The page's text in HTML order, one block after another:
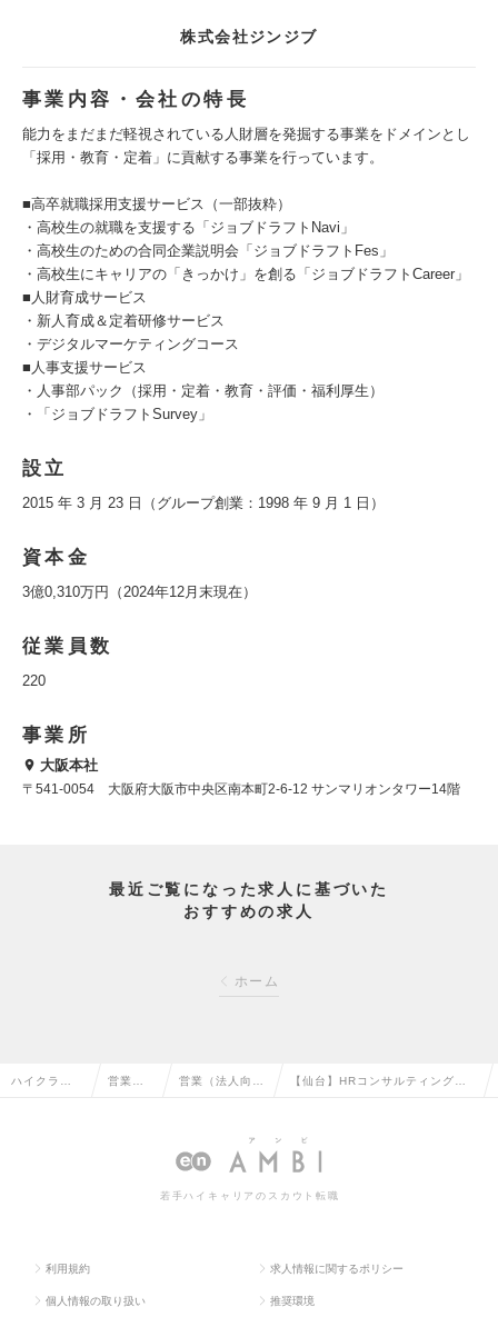
株式会社ジンジブ
事業内容・会社の特長
能力をまだまだ軽視されている人財層を発掘する事業をドメインとし
「採用・教育・定着」に貢献する事業を行っています。
■高卒就職採用支援サービス（一部抜粋）
・高校生の就職を支援する「ジョブドラフトNavi」
・高校生のための合同企業説明会「ジョブドラフトFes」
・高校生にキャリアの「きっかけ」を創る「ジョブドラフトCareer」
■人財育成サービス
・新人育成＆定着研修サービス
・デジタルマーケティングコース
■人事支援サービス
・人事部パック（採用・定着・教育・評価・福利厚生）
・「ジョブドラフトSurvey」
設立
2015 年 3 月 23 日（グループ創業：1998 年 9 月 1 日）
資本金
3億0,310万円（2024年12月末現在）
従業員数
220
事業所
大阪本社
〒541-0054 大阪府大阪市中央区南本町2-6-12 サンマリオンタワー14階
最近ご覧になった求人に基づいた
おすすめの求人
ホーム
ハイクラス 営業系 営業（法人向 【仙台】HRコンサルティング・
若手ハイキャリアのスカウト転職
利用規約 求人情報に関するポリシー
個人情報の取り扱い 推奨環境